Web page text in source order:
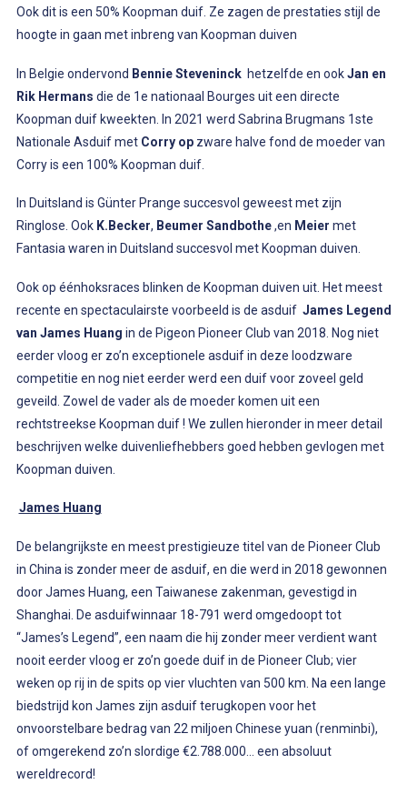
Ook dit is een 50% Koopman duif. Ze zagen de prestaties stijl de
hoogte in gaan met inbreng van Koopman duiven
In Belgie ondervond Bennie Steveninckhetzelfde en ookJan en
Rik Hermans die de 1e nationaal Bourges uit een directe
Koopman duif kweekten. In 2021 werd Sabrina Brugmans 1ste
Nationale Asduif met Corry op zware halve fond de moeder van
Corry is een 100% Koopman duif.
In Duitsland is Günter Prange succesvol geweest met zijn
Ringlose. Ook K.Becker, Beumer Sandbothe,en Meier met
Fantasia waren in Duitsland succesvol met Koopman duiven.
Ook op éénhoksraces blinken de Koopman duiven uit. Het meest
recente en spectaculairste voorbeeld is de asduif James Legend
van James Huang in de Pigeon Pioneer Club van 2018. Nog niet
eerder vloog er zo’n exceptionele asduif in deze loodzware
competitie en nog niet eerder werd een duif voor zoveel geld
geveild. Zowel de vader als de moeder komen uit een
rechtstreekse Koopman duif ! We zullen hieronder in meer detail
beschrijven welke duivenliefhebbers goed hebben gevlogen met
Koopman duiven.
James Huang
De belangrijkste en meest prestigieuze titel van de Pioneer Club
in China is zonder meer de asduif, en die werd in 2018 gewonnen
door James Huang, een Taiwanese zakenman, gevestigd in
Shanghai. De asduifwinnaar 18-791 werd omgedoopt tot
“James’s Legend”, een naam die hij zonder meer verdient want
nooit eerder vloog er zo’n goede duif in de Pioneer Club; vier
weken op rij in de spits op vier vluchten van 500 km. Na een lange
biedstrijd kon James zijn asduif terugkopen voor het
onvoorstelbare bedrag van 22 miljoen Chinese yuan (renminbi),
of omgerekend zo’n slordige €2.788.000… een absoluut
wereldrecord!